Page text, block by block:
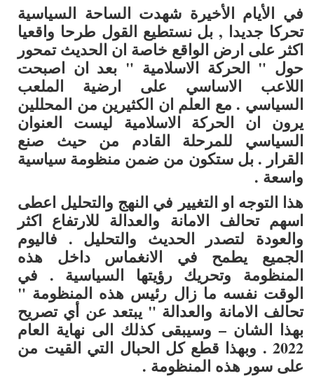
في الأيام الأخيرة شهدت الساحة السياسية
تحركا جديدا , بل نستطيع القول طرحا واقعيا
اكثر على ارض الواقع خاصة ان الحديث تمحور
حول " الحركة الاسلامية " بعد ان اصبحت
اللاعب الاساسي على ارضية الملعب
السياسي . مع العلم ان الكثيرين من المحللين
يرون ان الحركة الاسلامية ليست العنوان
السياسي للمرحلة القادم من حيث صنع
القرار . بل ستكون من ضمن منظومة سياسية
واسعة .
هذا التوجه او التغيير في النهج والتحليل اعطى
اسهم تحالف الامانة والعدالة للارتفاع اكثر
والعودة لتصدر الحديث والتحليل . فاليوم
الجميع يطمح في الانغماس داخل هذه
المنظومة وتحريك رؤيتها السياسية . في
الوقت نفسه ما زال رئيس هذه المنظومة "
تحالف الامانة والعدالة " يبتعد عن أي تصريح
بهذا الشان – وسيبقى كذلك الى نهاية العام
2022 . وبهذا قطع كل الحبال التي القيت من
على سور هذه المنظومة .